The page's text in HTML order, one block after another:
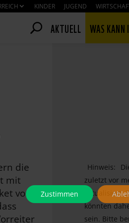
KINDER JUGEND
AKTUELL WAS KANN
die
mit
von
Hinweis:
zuletzt vor
aktualisiert.
könnten
sein. Bitte
Zustimmen